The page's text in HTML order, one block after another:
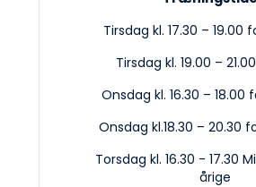
Tirsdag kl. 17.30 – 19.00
Tirsdag kl. 19.00 –
Onsdag kl. 16.30 – 18.00
Onsdag kl.18.30 – 20.30
Torsdag kl. 16.30 - 17.30
årige